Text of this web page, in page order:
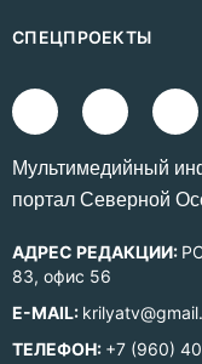
СПЕЦПРОЕКТЫ
Mультимедийный
портал Северной
АДРЕС РЕДАКЦИИ:
83, офис 56
E-MAIL:
ТЕЛЕФОН: +7 (960)